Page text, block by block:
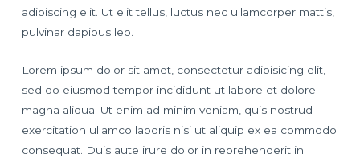
adipiscing elit. Ut elit tellus, luctus nec ullamcorper mattis,
pulvinar dapibus leo.
Lorem ipsum dolor sit amet, consectetur adipisicing elit,
sed do eiusmod tempor incididunt ut labore et dolore
magna aliqua. Ut enim ad minim veniam, quis nostrud
exercitation ullamco laboris nisi ut aliquip ex ea commodo
consequat. Duis aute irure dolor in reprehenderit in